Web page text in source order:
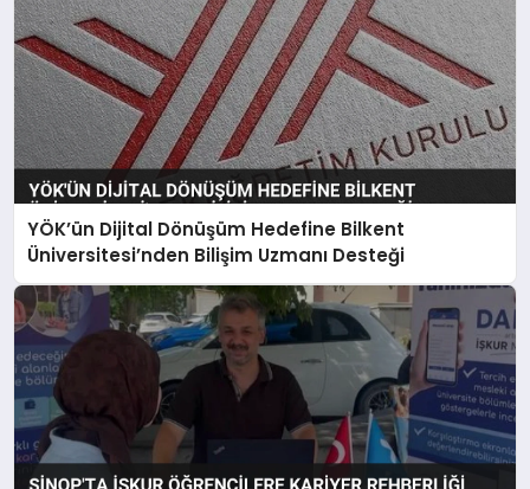
YÖK’ün Dijital Dönüşüm Hedefine Bilkent
Üniversitesi’nden Bilişim Uzmanı Desteği